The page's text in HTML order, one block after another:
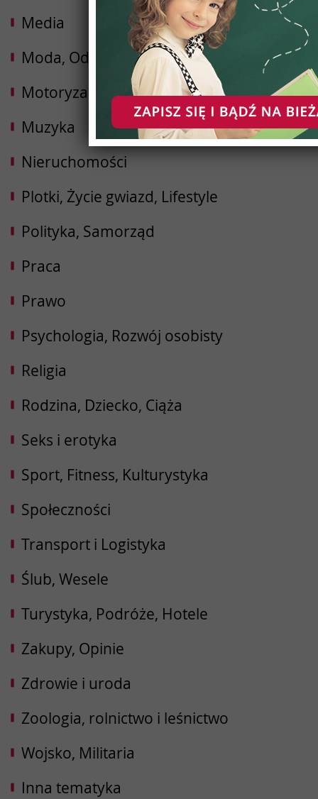
Media
Moda, Odzież, Obuwie
Motoryzacja
Muzyka
Nieruchomości
Plotki, Życie gwiazd, Lifestyle
Polityka, Samorząd
Praca
Prawo
Psychologia, Rozwój osobisty
Religia
Rodzina, Dziecko, Ciąża
Seks i erotyka
Sport, Fitness, Kulturystyka
Społeczności
Transport i Logistyka
Ślub, Wesele
Turystyka, Podróże, Hotele
Zakupy, Opinie
Zdrowie i uroda
Zoologia, rolnictwo i leśnictwo
Wojsko, Militaria
Inna tematyka